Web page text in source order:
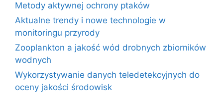
Metody aktywnej ochrony ptaków
Aktualne trendy i nowe technologie w
monitoringu przyrody
Zooplankton a jakość wód drobnych zbiorników
wodnych
Wykorzystywanie danych teledetekcyjnych do
oceny jakości środowisk